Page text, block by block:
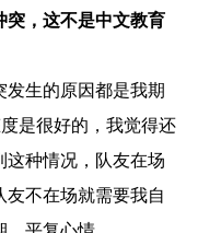
突，这不是中文教育
发生的原因都是我期
是很好的，我觉得还
这种情况，队友在场
不在场就需要我自